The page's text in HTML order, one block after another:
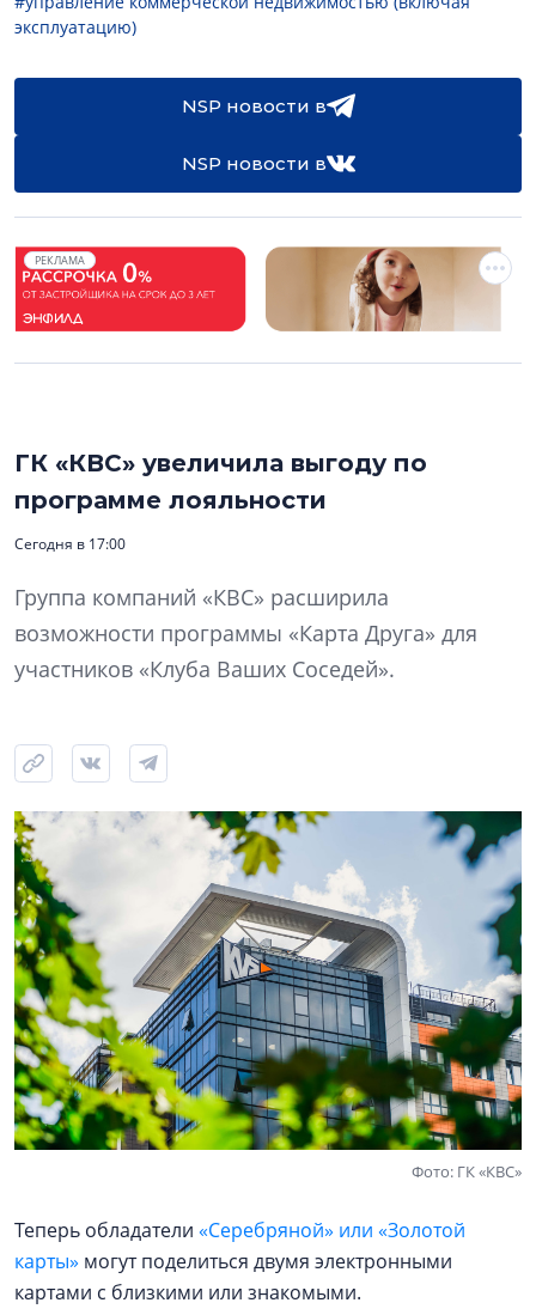
эксплуатацию)
NSP новости в
NSP новости в
РЕКЛАМА
ГК «КВС» увеличила выгоду по
программе лояльности
Сегодня в 17:00
Группа компаний «КВС» расширила
возможности программы «Карта Друга» для
участников «Клуба Ваших Соседей».
Фото: ГК «КВС»
Теперь обладатели «Серебряной» или «Золотой
карты» могут поделиться двумя электронными
картами с близкими или знакомыми.